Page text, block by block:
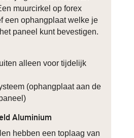
muurcirkel op forex
een ophangplaat welke je
paneel kunt bevestigen.
alleen voor tijdelijk
(ophangplaat aan de
Aluminium
hebben een toplaag van